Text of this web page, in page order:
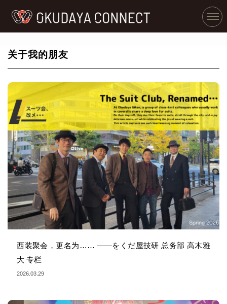
关于我的朋友
西装聚会，更名为…… ——をくだ屋技研 总务部 高木雅
大 专栏
2026.03.29